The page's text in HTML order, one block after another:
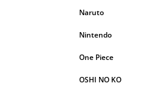
Naruto
Nintendo
One Piece
OSHI NO KO